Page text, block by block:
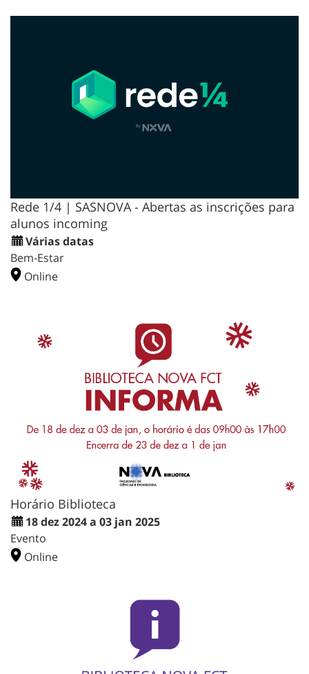
Rede 1/4 | SASNOVA - Abertas as inscrições para
alunos incoming
Várias datas
Bem-Estar
Online
Horário Biblioteca
18 dez 2024 a 03 jan 2025
Evento
Online